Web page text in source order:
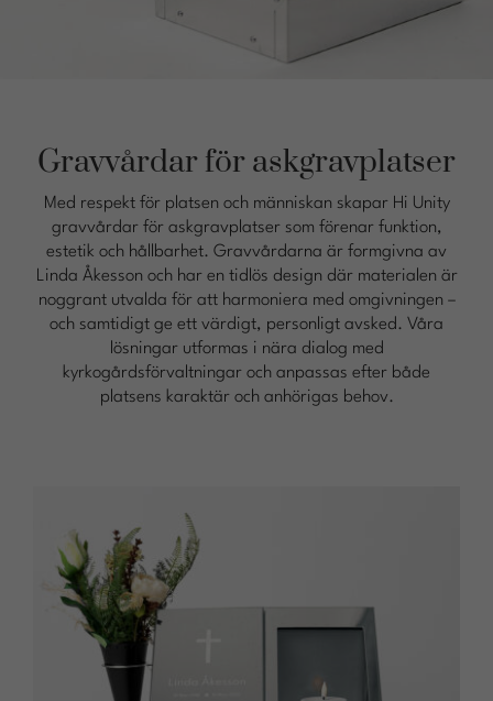
Gravvårdar för askgravplatser
Med respekt för platsen och människan skapar Hi Unity
gravvårdar för askgravplatser som förenar funktion,
estetik och hållbarhet. Gravvårdarna är formgivna av
Linda Åkesson och har en tidlös design där materialen är
noggrant utvalda för att harmoniera med omgivningen –
och samtidigt ge ett värdigt, personligt avsked. Våra
lösningar utformas i nära dialog med
kyrkogårdsförvaltningar och anpassas efter både
platsens karaktär och anhörigas behov.